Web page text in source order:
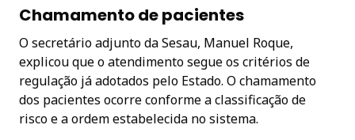
Chamamento de pacientes
O secretário adjunto da Sesau, Manuel Roque,
explicou que o atendimento segue os critérios de
regulação já adotados pelo Estado. O chamamento
dos pacientes ocorre conforme a classificação de
risco e a ordem estabelecida no sistema.